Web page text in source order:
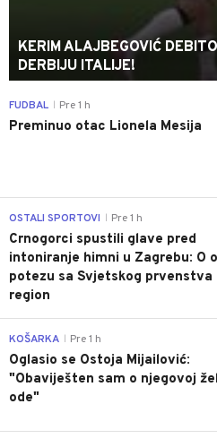
KERIM ALAJBEGOVIĆ
DERBIJU ITALIJE!
FUDBAL Pre 1 h
Preminuo otac Lionela Mesija
OSTALI SPORTOVI Pre 1 h
Crnogorci spustili glave pred
intoniranje himni u Zagrebu: O
potezu sa Svjetskog prvenstva
region
KOŠARKA Pre 1 h
Oglasio se Ostoja Mijailović:
"Obaviješten sam o njegovoj
ode"